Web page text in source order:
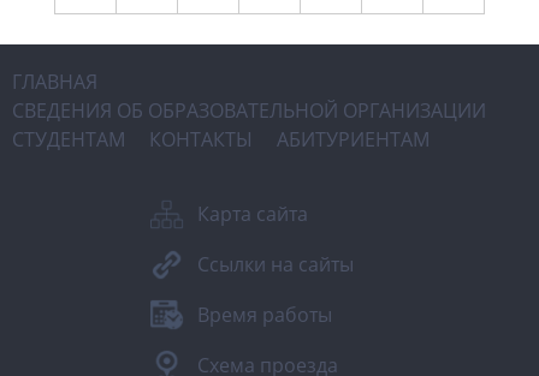
ГЛАВНАЯ
СВЕДЕНИЯ ОБ ОБРАЗОВАТЕЛЬНОЙ ОРГАНИЗАЦИИ
СТУДЕНТАМ
КОНТАКТЫ АБИТУРИЕНТАМ
Карта сайта
Ссылки на сайты
Время работы
Схема проезда